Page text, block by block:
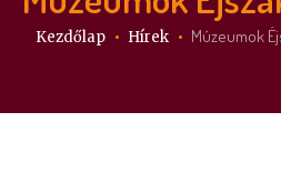
Itt vagy:
Kezdőlap Hírek Múzeumok